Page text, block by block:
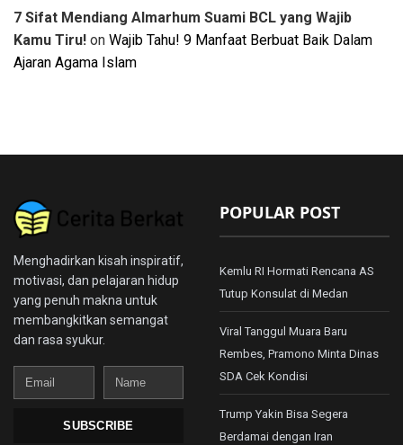
7 Sifat Mendiang Almarhum Suami BCL yang Wajib
Kamu Tiru! on Wajib Tahu! 9 Manfaat Berbuat Baik Dalam
Ajaran Agama Islam
Menghadirkan kisah inspiratif,
motivasi, dan pelajaran hidup
yang penuh makna untuk
membangkitkan semangat
dan rasa syukur.
Email
Name
SUBSCRIBE
POPULAR POST
Kemlu RI Hormati Rencana AS
Tutup Konsulat di Medan
Viral Tanggul Muara Baru
Rembes, Pramono Minta Dinas
SDA Cek Kondisi
Trump Yakin Bisa Segera
Berdamai dengan Iran